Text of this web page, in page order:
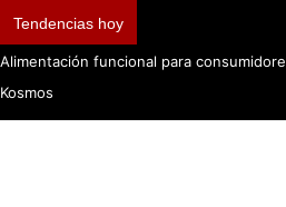
Tendencias hoy
Alimentación funcional para
Kosmos